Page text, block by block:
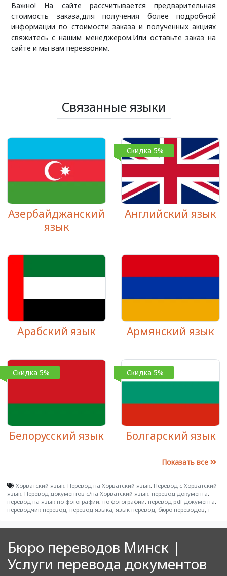
Важно! На сайте рассчитывается предварительная
стоимость заказа,для получения более подробной
информации по стоимости заказа и полученных акциях
свяжитесь с нашим менеджером.Или оставьте заказ на
сайте и мы вам перезвоним.
Связанные языки
Азербайджанский
язык
Скидка 5%
Английский язык
Арабский язык Армянский язык
Скидка 5%
Белорусский язык
Скидка 5%
Болгарский язык
Показать все
Хорватский язык, Перевод на Хорватский язык, Перевод с Хорватский
язык, Перевод документов с/на Хорватский язык, перевод документа,
перевод на язык по фотографии, по фотографии, перевод pdf документа,
переводчик перевод, перевод языка, язык перевод, бюро переводов, т
Бюро переводов Минск |
Услуги перевода документов